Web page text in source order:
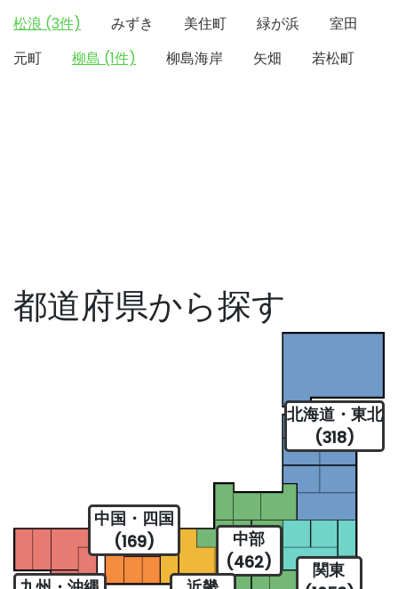
松浪 (3件)
みずき 美住町 緑が浜
室田
元町
柳島 (1件) 柳島海岸 矢畑 若松町
都道府県から探す
北海道・東北
(318)
関東
中部
(462)
中国・四国
(169)